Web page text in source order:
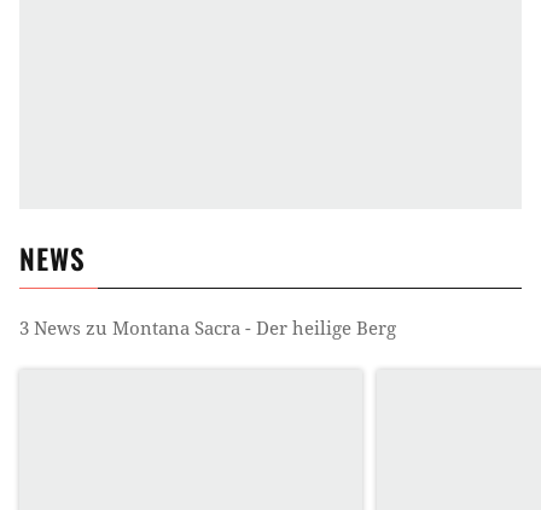
NEWS
3 News zu Montana Sacra - Der heilige Berg